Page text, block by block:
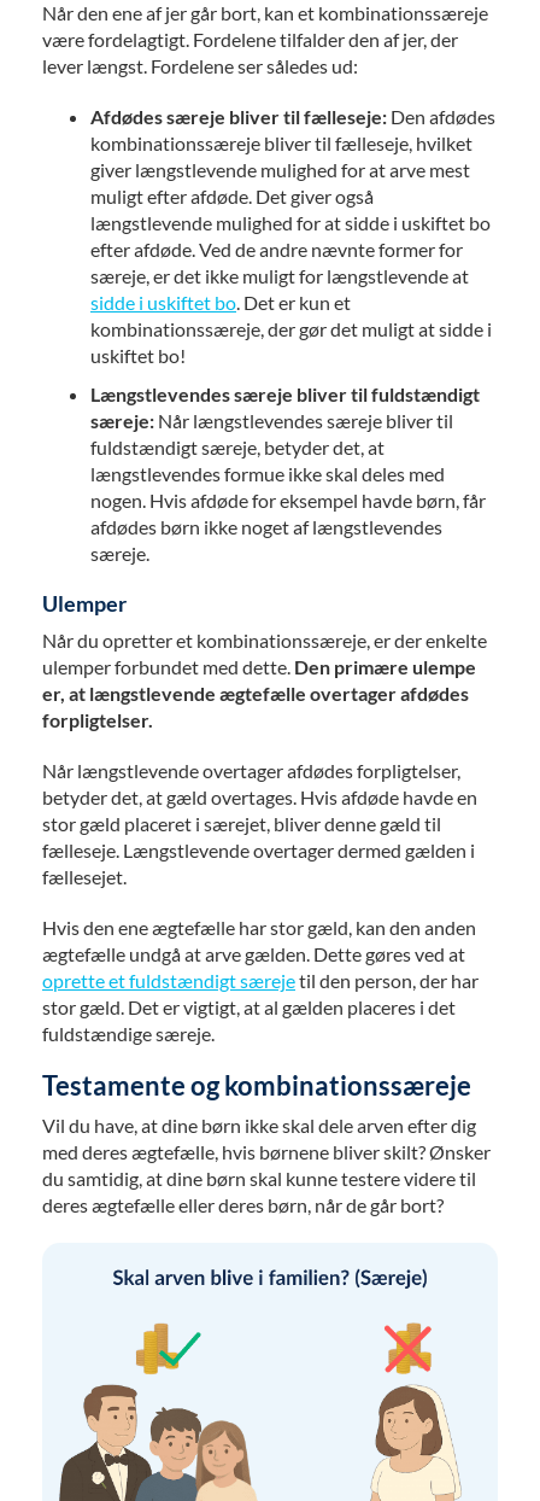
Når den ene af jer går bort, kan et kombinationssæreje
være fordelagtigt. Fordelene tilfalder den af jer, der
lever længst. Fordelene ser således ud:
Afdødes særeje bliver til fælleseje: Den afdødes
kombinationssæreje bliver til fælleseje, hvilket
giver længstlevende mulighed for at arve mest
muligt efter afdøde. Det giver også
længstlevende mulighed for at sidde i uskiftet bo
efter afdøde. Ved de andre nævnte former for
særeje, er det ikke muligt for længstlevende at
sidde i uskiftet bo. Det er kun et
kombinationssæreje, der gør det muligt at sidde i
uskiftet bo!
Længstlevendes særeje bliver til fuldstændigt
særeje: Når længstlevendes særeje bliver til
fuldstændigt særeje, betyder det, at
længstlevendes formue ikke skal deles med
nogen. Hvis afdøde for eksempel havde børn, får
afdødes børn ikke noget af længstlevendes
særeje.
Ulemper
Når du opretter et kombinationssæreje, er der enkelte
ulemper forbundet med dette. Den primære ulempe
er, at længstlevende ægtefælle overtager afdødes
forpligtelser.
Når længstlevende overtager afdødes forpligtelser,
betyder det, at gæld overtages. Hvis afdøde havde en
stor gæld placeret i særejet, bliver denne gæld til
fælleseje. Længstlevende overtager dermed gælden i
fællesejet.
Hvis den ene ægtefælle har stor gæld, kan den anden
ægtefælle undgå at arve gælden. Dette gøres ved at
oprette et fuldstændigt særejetil den person, der har
stor gæld. Det er vigtigt, at al gælden placeres i det
fuldstændige særeje.
Testamente og kombinationssæreje
Vil du have, at dine børn ikke skal dele arven efter dig
med deres ægtefælle, hvis børnene bliver skilt? Ønsker
du samtidig, at dine børn skal kunne testere videre til
deres ægtefælle eller deres børn, når de går bort?